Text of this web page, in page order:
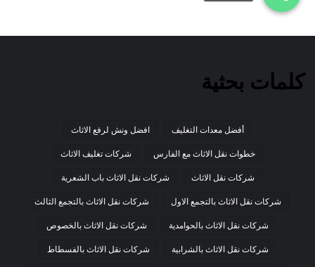
كلمات بحثية
أفضل معدات التغليف افضل ونش لرفع الاثاث
خطوات نقل الاثاث مع الفارس شركات تغليف الاثاث
شركات نقل الاثاث شركات نقل الاثاث باب الشعرية
شركات نقل الاثاث بالتجمع الاول شركات نقل الاثاث بالتجمع الثالث
شركات نقل الاثاث بالحوامدية شركات نقل الاثاث بالخصوص
شركات نقل الاثاث بالشرابية شركات نقل الاثاث بالفسطاط